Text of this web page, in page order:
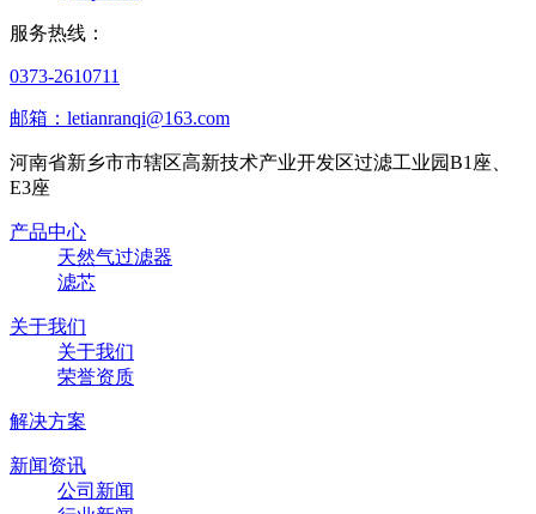
服务热线：
0373-2610711
邮箱：letianranqi@163.com
河南省新乡市市辖区高新技术产业开发区过滤工业园B1座、
E3座
产品中心
天然气过滤器
滤芯
关于我们
关于我们
荣誉资质
解决方案
新闻资讯
公司新闻